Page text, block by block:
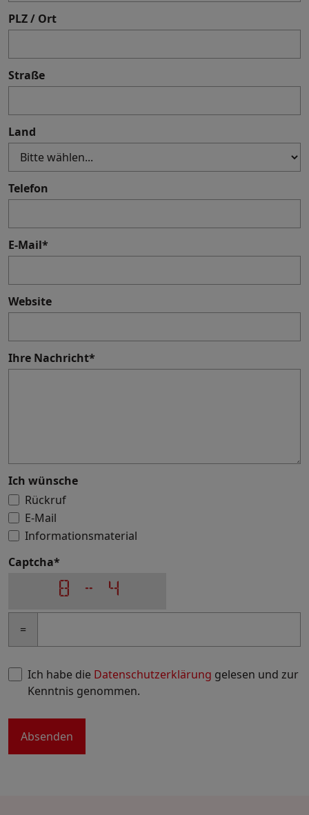
PLZ / Ort
Straße
Land
Telefon
E-Mail*
Website
Ihre Nachricht*
Ich wünsche
Rückruf
E-Mail
Informationsmaterial
Captcha*
=
Ich habe die Datenschutzerklärung
Kenntnis genommen.